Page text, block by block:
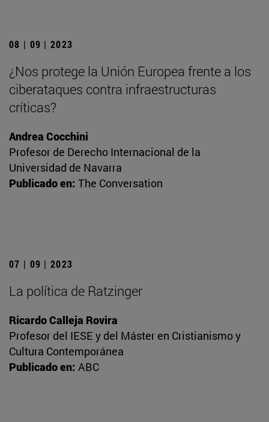
08 | 09 | 2023
¿Nos protege la Unión Europea frente a los
ciberataques contra infraestructuras
críticas?
Andrea Cocchini
Profesor de Derecho Internacional de la
Universidad de Navarra
Publicado en: The Conversation
07 | 09 | 2023
La política de Ratzinger
Ricardo Calleja Rovira
Profesor del IESE y del Máster en Cristianismo y
Cultura Contemporánea
Publicado en: ABC